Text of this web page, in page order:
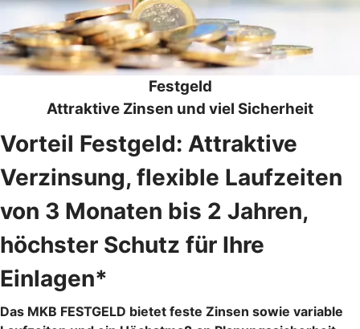
Festgeld
Attraktive Zinsen und viel Sicherheit
Vorteil Festgeld: Attraktive
Verzinsung, flexible Laufzeiten
von 3 Monaten bis 2 Jahren,
höchster Schutz für Ihre
Einlagen*
Das MKB FESTGELD bietet feste Zinsen sowie variable